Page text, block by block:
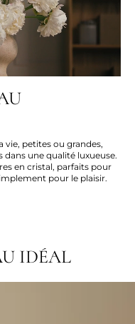
vie, petites ou grandes,
une qualité luxueuse.
en cristal, parfaits pour
pour le plaisir.
IDÉAL